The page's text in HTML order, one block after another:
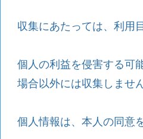
収集にあたっては、利用
個人の利益を侵害する可
場合以外には収集しません
個人情報は、本人の同意